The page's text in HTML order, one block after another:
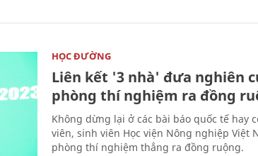
HỌC ĐƯỜNG
Liên kết '3 nhà' đưa nghiên
phòng thí nghiệm ra đồng
Không dừng lại ở các bài báo quốc tế hay
viên, sinh viên Học viện Nông nghiệp Việt
phòng thí nghiệm thẳng ra đồng ruộng.